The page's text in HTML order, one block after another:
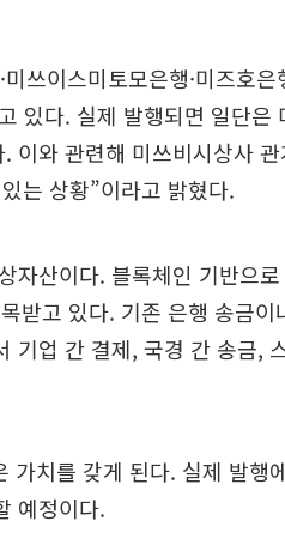
쓰이스미토모은행·미즈호은
있다. 실제 발행되면 일단은
이와 관련해 미쓰비시상사 관
는 상황”이라고 밝혔다.
자산이다. 블록체인 기반으로
받고 있다. 기존 은행 송금이
기업 간 결제, 국경 간 송금,
가치를 갖게 된다. 실제 발행
예정이다.